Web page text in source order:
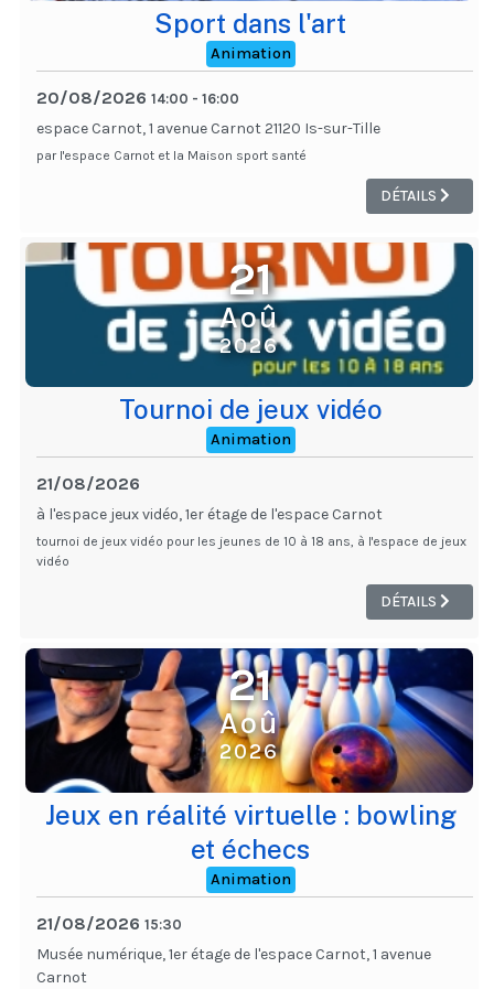
Sport dans l'art
Animation
20/08/2026 14:00 - 16:00
espace Carnot, 1 avenue Carnot 21120 Is-sur-Tille
par l'espace Carnot et la Maison sport santé
DÉTAILS
21
Aoû
2026
Tournoi de jeux vidéo
Animation
21/08/2026
à l'espace jeux vidéo, 1er étage de l'espace Carnot
tournoi de jeux vidéo pour les jeunes de 10 à 18 ans, à l'espace de jeux
vidéo
DÉTAILS
21
Aoû
2026
Jeux en réalité virtuelle : bowling
et échecs
Animation
21/08/2026 15:30
Musée numérique, 1er étage de l'espace Carnot, 1 avenue
Carnot